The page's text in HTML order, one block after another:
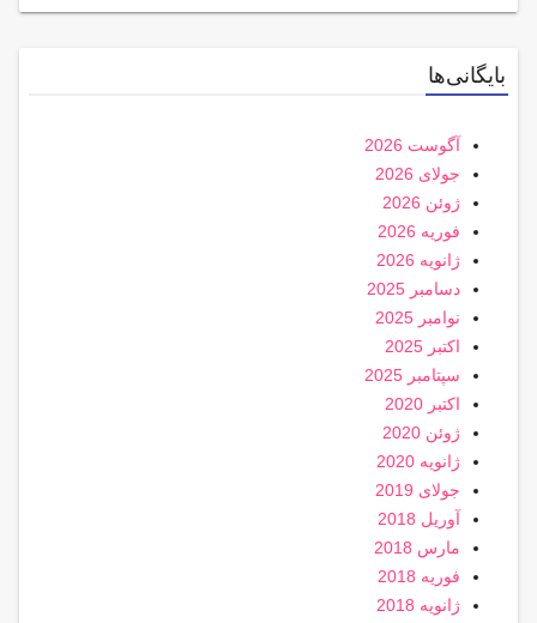
بایگانی‌ها
آگوست 2026
جولای 2026
ژوئن 2026
فوریه 2026
ژانویه 2026
دسامبر 2025
نوامبر 2025
اکتبر 2025
سپتامبر 2025
اکتبر 2020
ژوئن 2020
ژانویه 2020
جولای 2019
آوریل 2018
مارس 2018
فوریه 2018
ژانویه 2018